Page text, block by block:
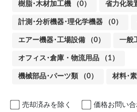
樹脂･木材加工機 （0） 省力化装
計測･分析機器･理化学機器 （0）
エアー機器･工場設備 （0） 一般
オフィス･倉庫・物流用品 （1）
機械部品･パーツ類 （0） 材料･素
売却済みを除く 価格お問い合